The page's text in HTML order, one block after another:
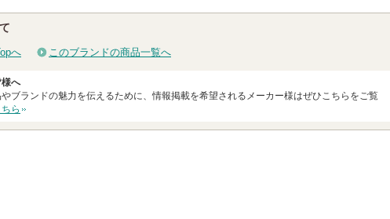
へ このブランドの商品一覧へ
へ
ブランドの魅力を伝えるために、情報掲載を希望されるメーカー様はぜひこちらをご覧
ら